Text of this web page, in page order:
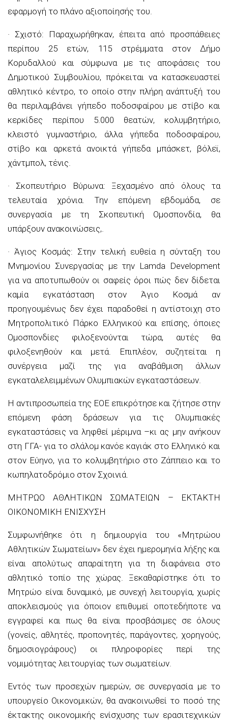
εφαρμογή το πλάνο αξιοποίησής του.
· Σχιστό: Παραχωρήθηκαν, έπειτα από προσπάθειες
περίπου 25 ετών, 115 στρέμματα στον Δήμο
Κορυδαλλού και σύμφωνα με τις αποφάσεις του
Δημοτικού Συμβουλίου, πρόκειται να κατασκευαστεί
αθλητικό κέντρο, το οποίο στην πλήρη ανάπτυξή του
θα περιλαμβάνει γήπεδο ποδοσφαίρου με στίβο και
κερκίδες περίπου 5.000 θεατών, κολυμβητήριο,
κλειστό γυμναστήριο, άλλα γήπεδα ποδοσφαίρου,
στίβο και αρκετά ανοικτά γήπεδα μπάσκετ, βόλεϊ,
χάντμπολ, τένις.
· Σκοπευτήριο Βύρωνα: Ξεχασμένο από όλους τα
τελευταία χρόνια. Την επόμενη εβδομάδα, σε
συνεργασία με τη Σκοπευτική Ομοσπονδία, θα
υπάρξουν ανακοινώσεις,.
· Άγιος Κοσμάς: Στην τελική ευθεία η σύνταξη του
Μνημονίου Συνεργασίας με την Lamda Development
για να αποτυπωθούν οι σαφείς όροι πώς δεν δίδεται
καμία εγκατάσταση στον Άγιο Κοσμά αν
προηγουμένως δεν έχει παραδοθεί η αντίστοιχη στο
Μητροπολιτικό Πάρκο Ελληνικού και επίσης, όποιες
Ομοσπονδίες φιλοξενούνται τώρα, αυτές θα
φιλοξενηθούν και μετά. Επιπλέον, συζητείται η
συνέργεια μαζί της για αναβάθμιση άλλων
εγκαταλελειμμένων Ολυμπιακών εγκαταστάσεων.
Η αντιπροσωπεία της ΕΟΕ επικρότησε και ζήτησε στην
επόμενη φάση δράσεων για τις Ολυμπιακές
εγκαταστάσεις να ληφθεί μέριμνα –κι ας μην ανήκουν
στη ΓΓΑ- για το σλάλομ κανόε καγιάκ στο Ελληνικό και
στον Εύηνο, για το κολυμβητήριο στο Ζάππειο και το
κωπηλατοδρόμιο στον Σχοινιά.
ΜΗΤΡΩΟ ΑΘΛΗΤΙΚΩΝ ΣΩΜΑΤΕΙΩΝ – ΕΚΤΑΚΤΗ
ΟΙΚΟΝΟΜΙΚΗ ΕΝΙΣΧΥΣΗ
Συμφωνήθηκε ότι η δημιουργία του «Μητρώου
Αθλητικών Σωματείων» δεν έχει ημερομηνία λήξης και
είναι απολύτως απαραίτητη για τη διαφάνεια στο
αθλητικό τοπίο της χώρας. Ξεκαθαρίστηκε ότι το
Μητρώο είναι δυναμικό, με συνεχή λειτουργία, χωρίς
αποκλεισμούς για όποιον επιθυμεί οποτεδήποτε να
εγγραφεί και πως θα είναι προσβάσιμες σε όλους
(γονείς, αθλητές, προπονητές, παράγοντες, χορηγούς,
δημοσιογράφους) οι πληροφορίες περί της
νομιμότητας λειτουργίας των σωματείων.
Εντός των προσεχών ημερών, σε συνεργασία με το
υπουργείο Οικονομικών, θα ανακοινωθεί το ποσό της
έκτακτης οικονομικής ενίσχυσης των ερασιτεχνικών